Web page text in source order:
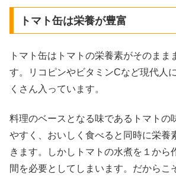
トマト缶は栄養が豊富
トマト缶はトマトの栄養素がそのまま
す。リコピンやビタミンCなど現代人
くさん入っています。
料理のベースとなる味であるトマトの
やすく、おいしく食べると同時に栄養
きます。しかしトマトの水煮を１から
間を必要としてしまいます。だからこ